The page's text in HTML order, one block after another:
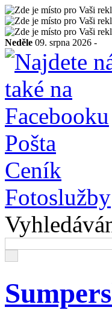
Neděle 09. srpna 2026 -
Pošta
Ceník
Fotoslužby